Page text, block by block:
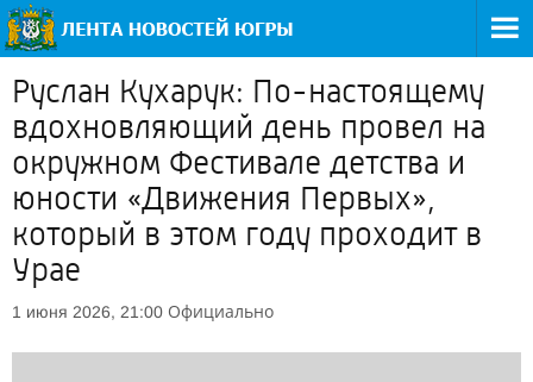
Руслан Кухарук: По-настоящему
вдохновляющий день провел на
окружном Фестивале детства и
юности «Движения Первых»,
который в этом году проходит в
Урае
1 июня 2026, 21:00 Официально